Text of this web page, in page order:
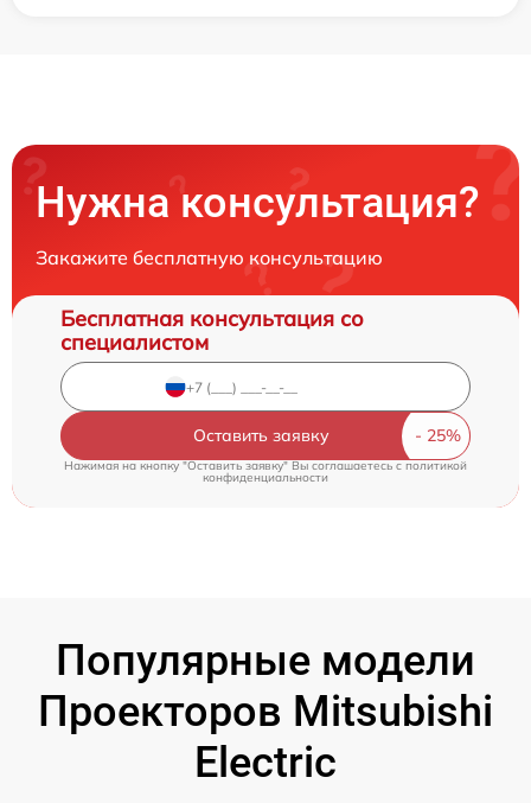
Нужна консультация?
Закажите бесплатную консультацию
Бесплатная консультация со
специалистом
Оставить заявку
Нажимая на кнопку "Оставить заявку" Вы соглашаетесь c политикой
конфиденциальности
Популярные модели
Проекторов Mitsubishi
Electric